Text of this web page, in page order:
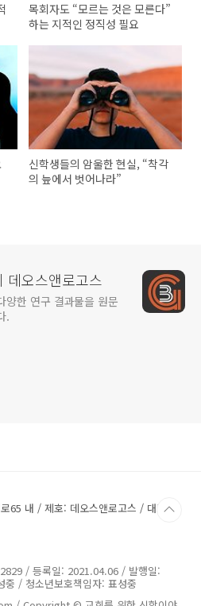
목회자도 “모르는 것은 모른다”
하는 지적인 정직성 필요
신학생들의 암울한 현실, “착각
의 늪에서 벗어나라”
데오스앤로고스
양한 연구 결과물을 원문
.
65 내 / 제호: 데오스앤로고스 / 대표전
/ 등록일: 2021.04.06 / 발행일:
/ 청소년보호책임자: 표성중